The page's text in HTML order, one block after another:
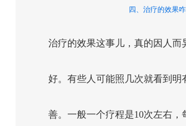
四、治疗的效果
治疗的效果这事儿，真的因人
好。有些人可能照几次就看到
善。一般一个疗程是10次左右，